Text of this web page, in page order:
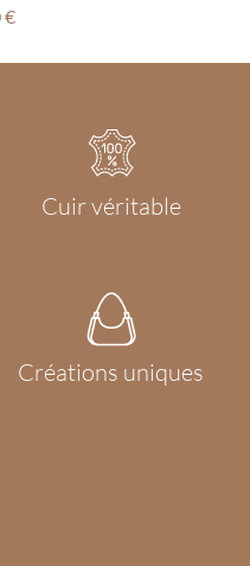
€
Cuir véritable
Créations uniques